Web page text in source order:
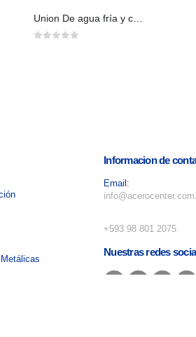
Union De agua fría y caliente
Metálicas
Informacion de
Email:
+593 98 801 2075
Nuestras redes